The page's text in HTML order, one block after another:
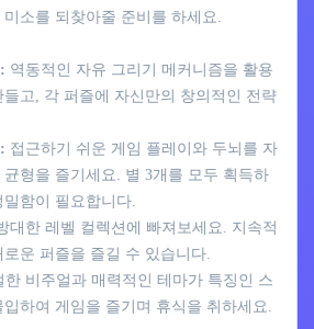
소를 되찾아줄 준비를 하세요.
역동적인 자유 그리기 메커니즘을 활용
고, 각 퍼즐에 자신만의 창의적인 전략
접근하기 쉬운 게임 플레이와 두뇌를 자
형을 즐기세요. 별 3개를 모두 획득하
함이 필요합니다.
대한 레벨 컬렉션에 빠져보세요. 지속적
운 퍼즐을 즐길 수 있습니다.
한 비주얼과 매력적인 테마가 특징인 스
하여 게임을 즐기며 휴식을 취하세요.